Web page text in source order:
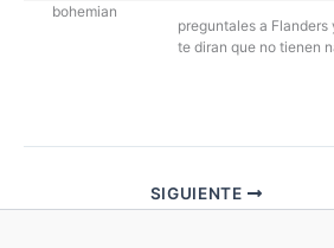
bohemian
preguntales a
te diran que no tienen
SIGUIENTE